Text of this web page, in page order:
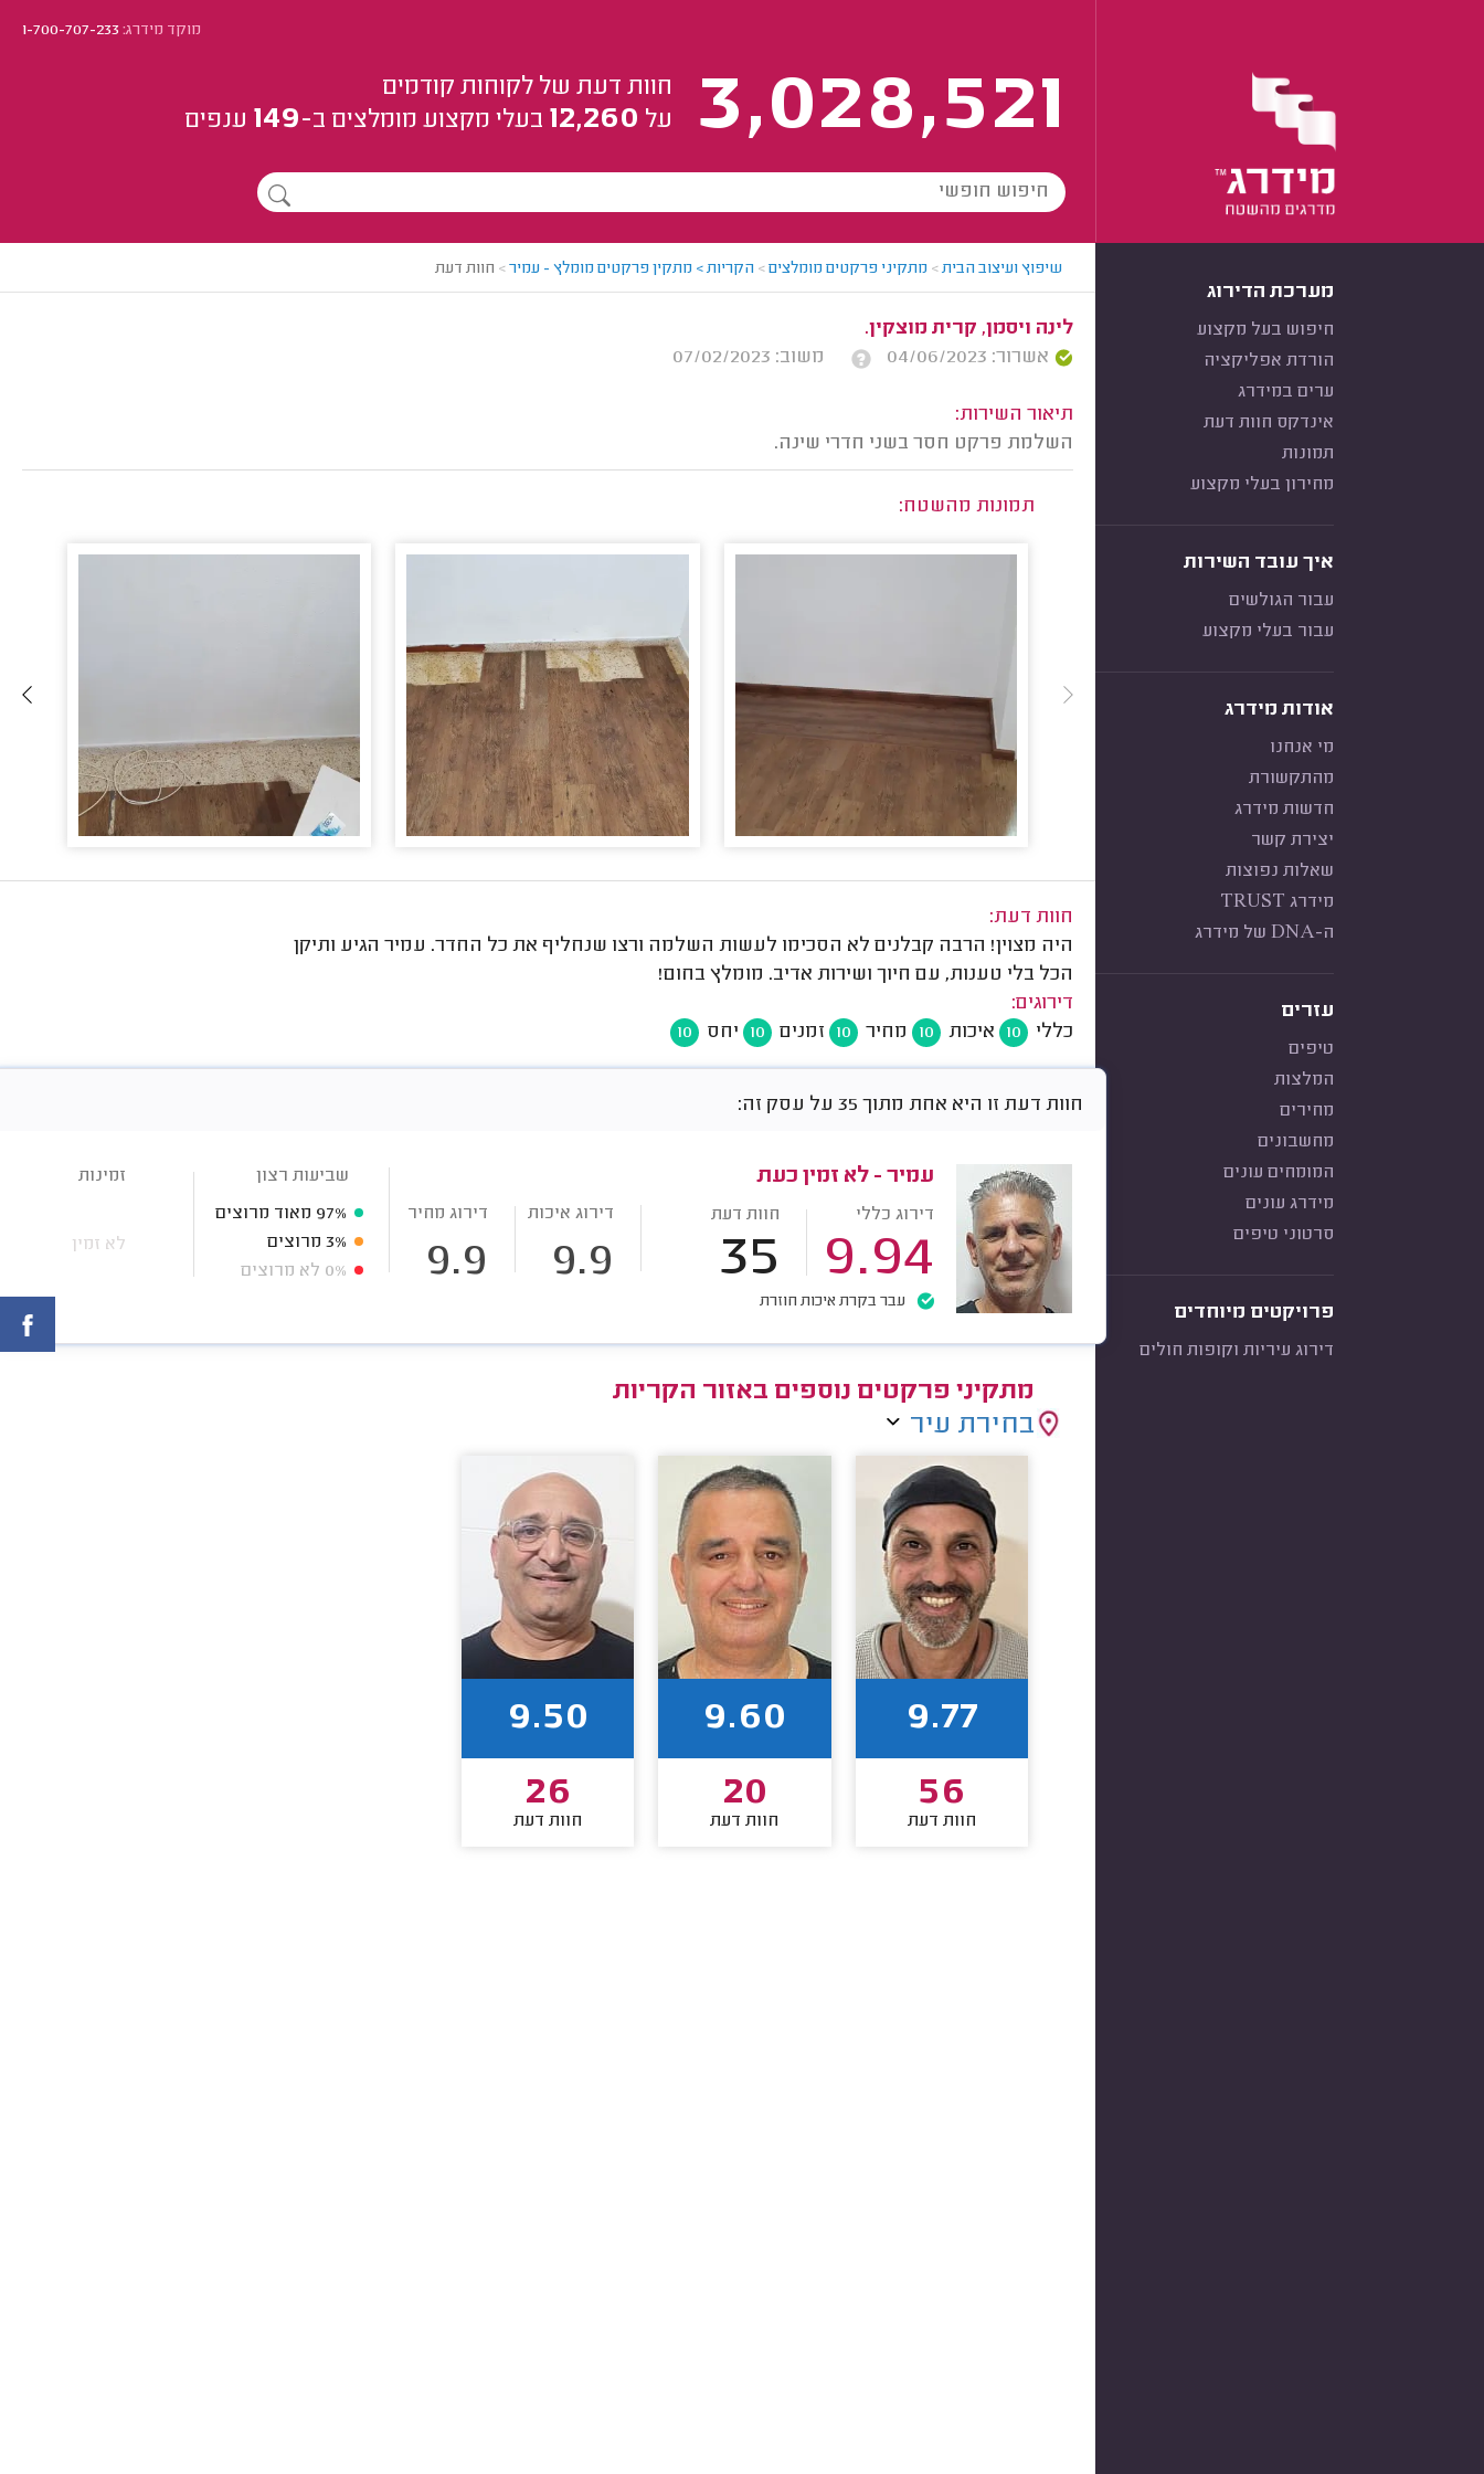
מוקד מידרג:1-700-707-233
3,028,521
חוות דעת של לקוחות קודמים
על 12,260 בעלי מקצוע מומלצים ב-149 ענפים
מערכת הדירוג
חיפוש בעל מקצוע
הורדת אפליקציה
ערים במידרג
אינדקס חוות דעת
תמונות
מחירון בעלי מקצוע
איך עובד השירות
עבור הגולשים
עבור בעלי מקצוע
אודות מידרג
מי אנחנו
מהתקשורת
חדשות מידרג
יצירת קשר
שאלות נפוצות
מידרג TRUST
ה-DNA של מידרג
עזרים
טיפים
המלצות
מחירים
מחשבונים
המומחים עונים
מידרג עונים
סרטוני טיפים
פרויקטים מיוחדים
דירוג עיריות וקופות חולים
שיפוץ ועיצוב הבית> מתקיני פרקטים מומלצים> הקריות > מתקין פרקטים מומלץ - עמיר> חוות דעת
לינה ויסמן, קרית מוצקין.
אשרור: 04/06/2023
משוב: 07/02/2023
תיאור השירות:
השלמת פרקט חסר בשני חדרי שינה.
תמונות מהשטח:
חוות דעת:
היה מצוין! הרבה קבלנים לא הסכימו לעשות השלמה ורצו שנחליף את כל החדר. עמיר הגיע ותיקן
הכל בלי טענות, עם חיוך ושירות אדיב. מומלץ בחום!
דירוגים:
כללי
10 איכות 10 מחיר 10 זמנים 10 יחס 10
חוות דעת זו היא אחת מתוך 35 על עסק זה:
עמיר - לא זמין כעת
דירוג כללי
9.94
חוות דעת
35
דירוג איכות
9.9
דירוג מחיר
9.9
עבר בקרת איכות חוזרת
שביעות רצון
97% מאוד מרוצים
3% מרוצים
0% לא מרוצים
זמינות
לא זמין
מתקיני פרקטים נוספים באזור הקריות
בחירת עיר
9.77
56
חוות דעת
9.60
20
חוות דעת
9.50
26
חוות דעת